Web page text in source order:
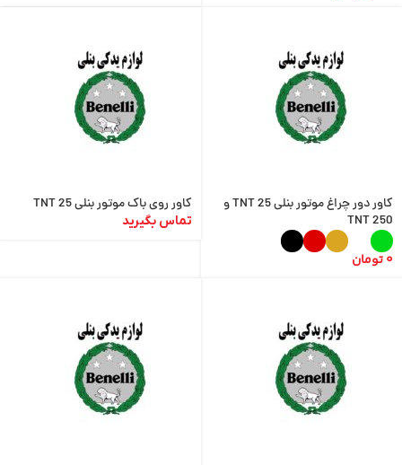
کاور دور چراغ موتور بنلی TNT 25 و
TNT 250
0تومان
کاور روی باک موتور بنلی TNT 25
تماس بگیرید